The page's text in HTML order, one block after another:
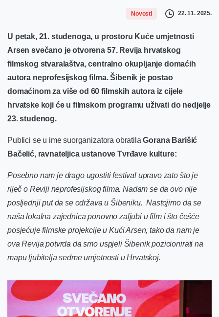
Novosti 22. 11. 2025.
U petak, 21. studenoga, u prostoru Kuće umjetnosti
Arsen svečano je otvorena 57. Revija hrvatskog
filmskog stvaralaštva, centralno okupljanje domaćih
autora neprofesijskog filma. Šibenik je postao
domaćinom za više od 60 filmskih autora iz cijele
hrvatske koji će u filmskom programu uživati do nedjelje
23. studenog.
Publici se u ime suorganizatora obratilaGorana Barišić
Bačelić, ravnateljica ustanove Tvrđave kulture:
Posebno nam je drago ugostiti festival upravo zato što je
riječ o Reviji neprofesijskog filma. Nadam se da ovo nije
posljednji put da se održava u Šibeniku. Nastojimo da se
naša lokalna zajednica ponovno zaljubi u film i što češće
posjećuje filmske projekcije u Kući Arsen, tako da nam je
ova Revija potvrda da smo uspjeli Šibenik pozicionirati na
mapu ljubitelja sedme umjetnosti u Hrvatskoj.